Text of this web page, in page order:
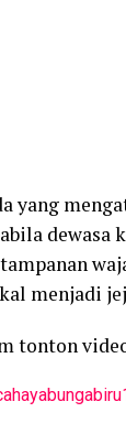
yang
dewasa
menjadi
tonton